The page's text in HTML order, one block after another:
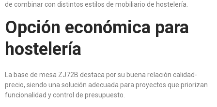
de combinar con distintos estilos de mobiliario de hostelería.
Opción económica para
hostelería
La base de mesa ZJ72B destaca por su buena relación calidad-
precio, siendo una solución adecuada para proyectos que priorizan
funcionalidad y control de presupuesto.